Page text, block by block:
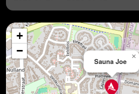
Sauna Joe
×
+
−